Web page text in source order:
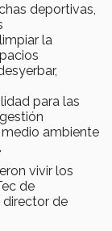
deportivas,
limpiar la
para las
ambiente
vivir los
de
, director de